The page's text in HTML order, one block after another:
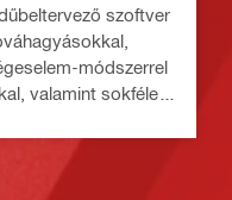
szoftver
módszerrel
valamint sokféle